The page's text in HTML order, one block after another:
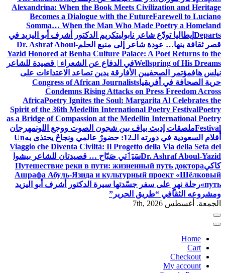
Alexandrina: When the Book Meets Civilization and Heritage
Becomes a Dialogue with the FutureFarewell to Luciano
Somma… When the Man Who Made Poetry a Homeland
Departs إيطاليا تودّع شاعر نابوليتكريم الدكتور أشرف أبو اليزيد في
قصر ثقافة بنها… عودة شاعر إلى منبع الحلمDr. Ashraf Aboul-
Yazid Honored at Benha Culture Palace: A Poet Returns to the
Wellspring of His Dreamsفي الدفاع عن الشعراء | قصيدة للشاعر
نيلس هافمؤتمر الصحفيين الأفارقة يدين تصاعد الاعتداءات على
حرية الصحافة في أفريقياCongress of African Journalists
Condemns Rising Attacks on Press Freedom Across
AfricaPoetry Ignites the Soul: Margarita Al Celebrates the
Spirit of the 36th Medellín International Poetry FestivalPoetry
as a Bridge of Compassion at the Medellín International Poetry
Festivalملصقات إديث بياف بين شجون الصوت ووجع اللونمهرجان
أفلام السعودية في دورته الـ12: حضورٌ عالمي ونجاحٌ يحتذى به
Un
Viaggio che Diventa Civiltà: Il Progetto della Via della Seta del
Dr. Ashraf Aboul-Yazidسَيَٲتي صَبّاح … قصيدتان للشاعر بيشوا
كاكيПутешествие реки в пути: жизненный путь доктора
Ашрафа Абуль-Язида и культурный проект «Шёлковый
путь» رحلة نهرٍ على سفر جسّدتها سيرة الدكتور أشرف أبو اليزيد
ومشروعه الثقافي “طريق الحرير”
الجمعة. أغسطس 7th, 2026
Home
Cart
Checkout
My account